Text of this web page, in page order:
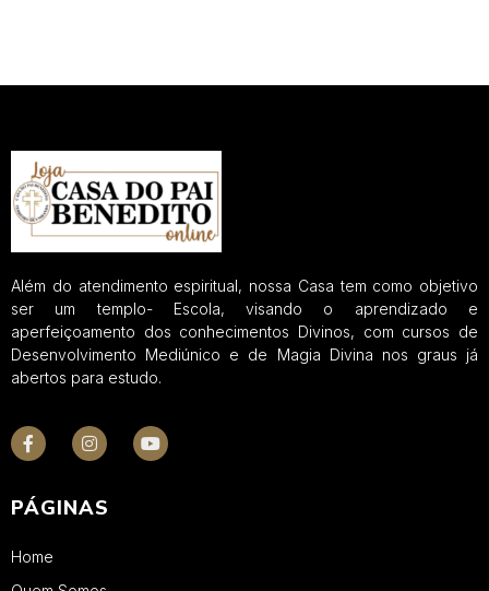
Além do atendimento espiritual, nossa Casa tem como objetivo
ser um templo- Escola, visando o aprendizado e
aperfeiçoamento dos conhecimentos Divinos, com cursos de
Desenvolvimento Mediúnico e de Magia Divina nos graus já
abertos para estudo.
PÁGINAS
Home